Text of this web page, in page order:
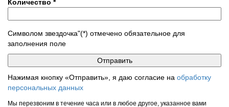
Количество *
Символом звездочка"(*) отмечено обязательное для
заполнения поле
Нажимая кнопку «Отправить», я даю согласие на обработку
персональных данных
Мы перезвоним в течение часа или в любое другое, указанное вами